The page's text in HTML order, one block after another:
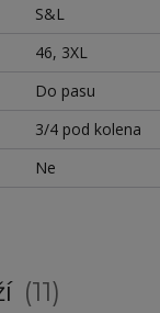
S&L
46, 3XL
Do pasu
3/4 pod kolena
Ne
11